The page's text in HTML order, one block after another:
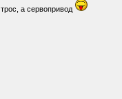
а сервопривод